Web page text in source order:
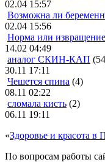
02.04 15:57
Возможна ли
02.04 15:56
Норма или
14.02 04:49
аналог СКИН-КАП
30.11 17:11
Чешется спина (4)
08.11 02:22
сломала кисть (2)
06.11 19:11
«Здоровье и красота в
По вопросам работы